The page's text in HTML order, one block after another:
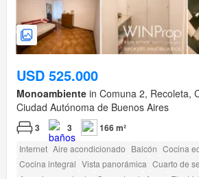
USD 525.000
Monoambiente in Comuna 2, Recoleta,
Ciudad Autónoma de Buenos Aires
3 3 166 m²
Internet Aire acondicionado Balcón Cocina
Cocina integral Vista panorámica Cuarto de